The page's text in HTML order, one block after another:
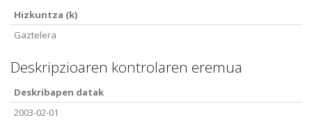
Hizkuntza (k)
Gaztelera
Deskripzioaren kontrolaren eremua
Deskribapen datak
2003-02-01